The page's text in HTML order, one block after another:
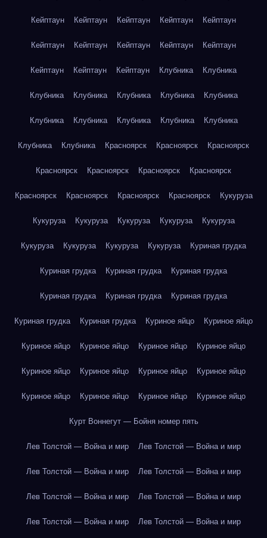
Кейптаун Кейптаун Кейптаун Кейптаун Кейптаун
Кейптаун Кейптаун Кейптаун Кейптаун Кейптаун
Кейптаун Кейптаун Кейптаун Клубника Клубника
Клубника Клубника Клубника Клубника Клубника
Клубника Клубника Клубника Клубника Клубника
Клубника Клубника Красноярск Красноярск Красноярск
Красноярск Красноярск Красноярск Красноярск
Красноярск Красноярск Красноярск Красноярск Кукуруза
Кукуруза Кукуруза Кукуруза Кукуруза Кукуруза
Кукуруза Кукуруза Кукуруза Кукуруза Куриная грудка
Куриная грудка Куриная грудка Куриная грудка
Куриная грудка Куриная грудка Куриная грудка
Куриная грудка Куриная грудка Куриное яйцо Куриное яйцо
Куриное яйцо Куриное яйцо Куриное яйцо Куриное яйцо
Куриное яйцо Куриное яйцо Куриное яйцо Куриное яйцо
Куриное яйцо Куриное яйцо Куриное яйцо Куриное яйцо
Курт Воннегут — Бойня номер пять
Лев Толстой — Война и мир Лев Толстой — Война и мир
Лев Толстой — Война и мир Лев Толстой — Война и мир
Лев Толстой — Война и мир Лев Толстой — Война и мир
Лев Толстой — Война и мир Лев Толстой — Война и мир